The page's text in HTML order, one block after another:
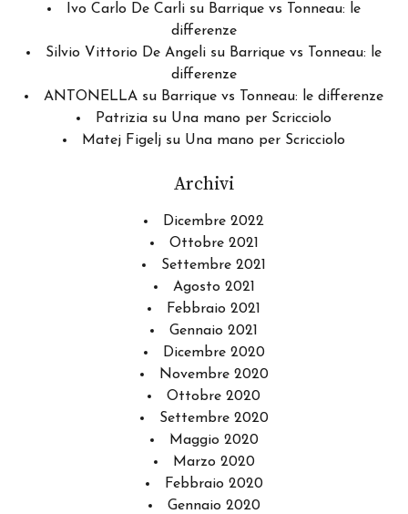
Ivo Carlo De Carli su Barrique vs Tonneau: le
differenze
Silvio Vittorio De Angeli su Barrique vs Tonneau: le
differenze
ANTONELLA su Barrique vs Tonneau: le differenze
Patrizia su Una mano per Scricciolo
Matej Figelj su Una mano per Scricciolo
Archivi
Dicembre 2022
Ottobre 2021
Settembre 2021
Agosto 2021
Febbraio 2021
Gennaio 2021
Dicembre 2020
Novembre 2020
Ottobre 2020
Settembre 2020
Maggio 2020
Marzo 2020
Febbraio 2020
Gennaio 2020